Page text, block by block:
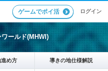
ゲームでポイ活 ログイン
ールド(MHWI)
め方 導きの地仕様解説